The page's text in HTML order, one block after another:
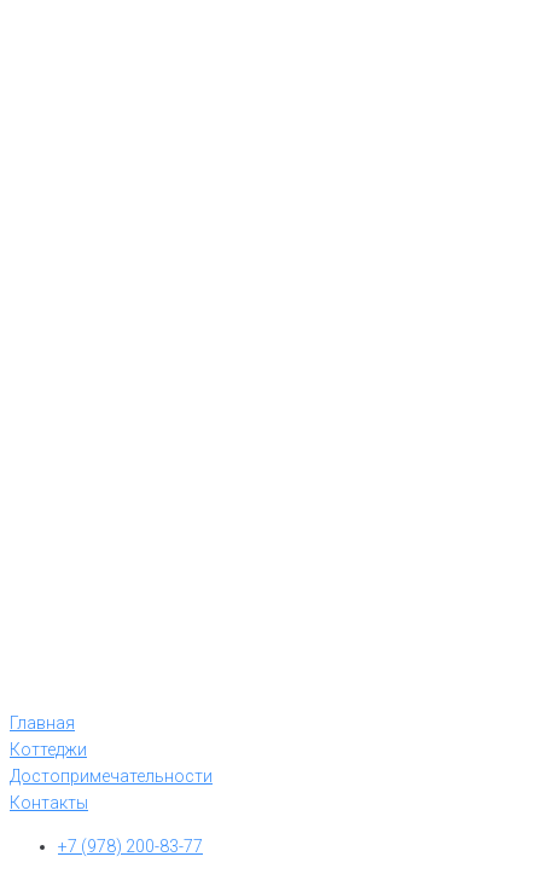
Главная
Коттеджи
Достопримечательности
Контакты
+7 (978) 200-83-77